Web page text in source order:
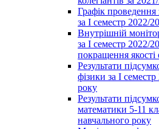
Графік проведення
за І семестр 2022/
Внутрішній
за І семестр 2022/
покращення якості
Результати
фізики за І
року
Результати
математики 5-11
навчального року